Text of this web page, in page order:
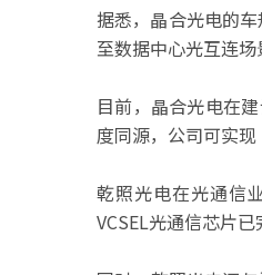
据悉，晶合光电的
至数据中心光互连场
目前，晶合光电在
度同源，公司可实
乾照光电在光通信
VCSEL光通信芯片